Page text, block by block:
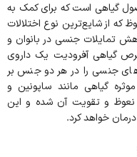
گیاهی است که برای کمک به
که از شایع‌ترین نوع اختلالات
تمایلات جنسی در بانوان و
گیاهی آفرودیت یک داروی
جنسی را در هر دو جنس بر
گیاهی مانند ساپونین و
نعوظ و تقویت آن شده و این
خواهد کرد.